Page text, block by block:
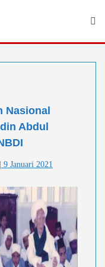
Nasional
Abdul
Januari 2021